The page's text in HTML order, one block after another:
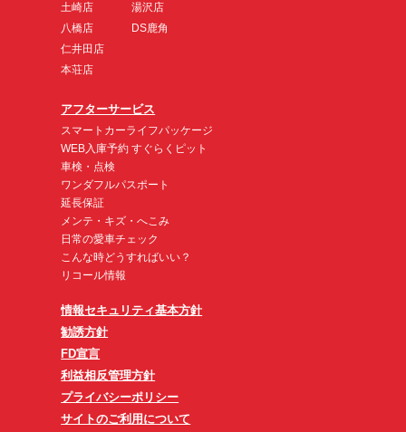
土崎店
八橋店
仁井田店
本荘店
湯沢店
DS鹿角
アフターサービス
スマートカーライフパッケージ
WEB入庫予約 すぐらくピット
車検・点検
ワンダフルパスポート
延長保証
メンテ・キズ・へこみ
日常の愛車チェック
こんな時どうすればいい？
リコール情報
情報セキュリティ基本方針
勧誘方針
FD宣言
利益相反管理方針
プライバシーポリシー
サイトのご利用について